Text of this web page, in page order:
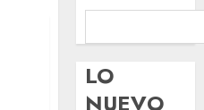
LO
NUEVO